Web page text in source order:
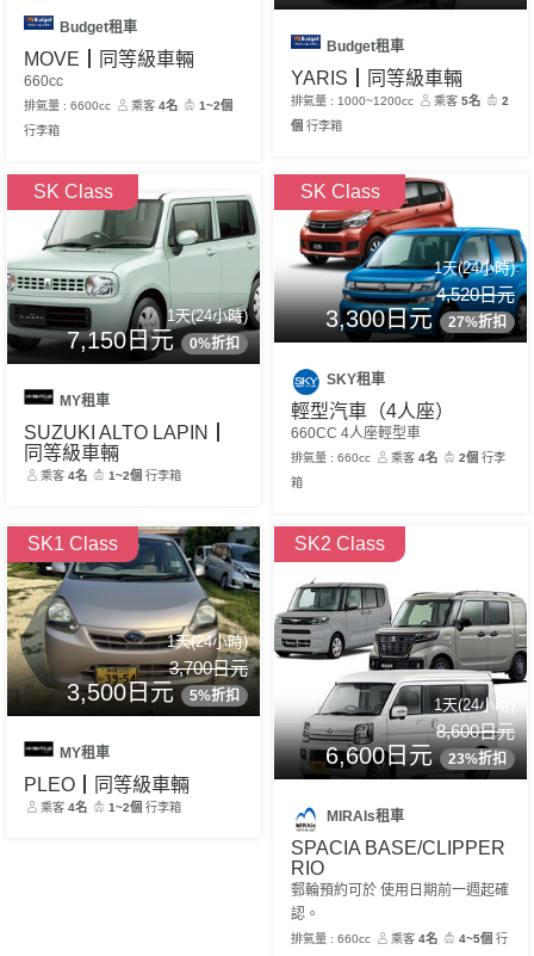
Budget租車
MOVE┃同等級車輛
660cc
排氣量 : 6600cc 乘客4名
1~2個
行李箱
Budget租車
YARIS┃同等級車輛
排氣量 : 1000~1200cc 乘客5名
2
個 行李箱
SK Class
1天(24小時)
7,150日元 0%折扣
MY租車
SUZUKI ALTO LAPIN┃
同等級車輛
乘客4名 1~2個 行李箱
SK Class
1天(24小時)
4,520日元
3,300日元 27%折扣
SKY租車
輕型汽車（4人座）
660CC 4人座輕型車
排氣量 : 660cc 乘客4名 2個 行李
箱
SK1 Class
1天(24小時)
3,700日元
3,500日元 5%折扣
MY租車
PLEO┃同等級車輛
乘客4名 1~2個 行李箱
SK2 Class
1天(24小時)
8,600日元
6,600日元 23%折扣
MIRAIs租車
SPACIA BASE/CLIPPER
RIO
郵輪預約可於 使用日期前一週起確
認。
排氣量 : 660cc 乘客4名 4~5個 行